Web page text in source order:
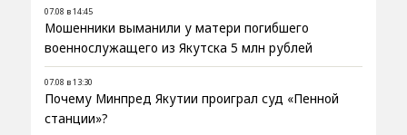
07.08 в 14:45
Мошенники выманили у матери погибшего
военнослужащего из Якутска 5 млн рублей
07.08 в 13:30
Почему Минпред Якутии проиграл суд «Пенной
станции»?